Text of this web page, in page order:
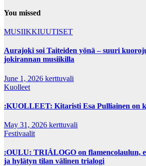
You missed
MUSIIKKIUUTISET
Aurajoki soi Taiteiden yönä – suuri
jokirannan musiikilla
June 1, 2026 kerttuvali
Kuolleet
:KUOLLEET: Kitaristi Esa Pulliainen on
May 31, 2026 kerttuvali
Festivaalit
:OULU: TRIÁLOGO on flamencolaulun,
ja hylätyn tilan välinen trialogi